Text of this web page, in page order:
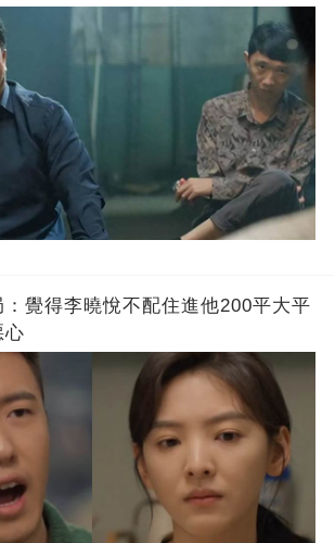
：覺得李曉悅不配住進他200平大平
心